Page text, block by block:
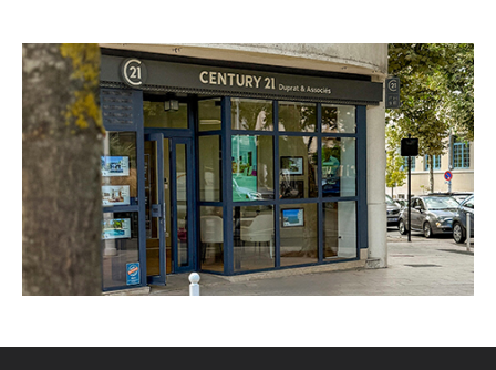
CENTURY 21 Duprat & Associés
3 place Franklin Roosevelt
ARCACHON - 33120
Envoyer un message
Téléphoner à l'agence